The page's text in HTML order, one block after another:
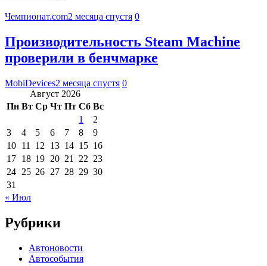
Чемпионат.com2 месяца спустя 0
Производительность Steam Machine
проверили в бенчмарке
MobiDevices2 месяца спустя 0
Август 2026
Пн Вт Ср Чт Пт Сб Вс
1
2
3
4 5 6 7 8
9
10 11 12 13 14 15 16
17 18 19 20 21 22 23
24 25 26 27 28 29 30
31
« Июл
Рубрики
Автоновости
Автособытия